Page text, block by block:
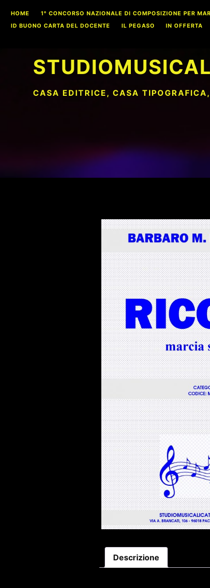
content
HOME 1° CONCORSO NAZIONALE DI COMPOSIZIONE PER
ID BUONO CARTA DEL DOCENTE
IL PEGASO IN OFFERTA
CASA EDITRICE, CASA
Descrizione